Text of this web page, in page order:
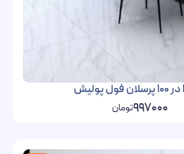
997000تومان